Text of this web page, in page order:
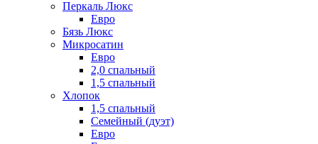
Перкаль Люкс
Евро
Бязь Люкс
Микросатин
Евро
2,0 спальный
1,5 спальный
Хлопок
1,5 спальный
Семейный (дуэт)
Евро